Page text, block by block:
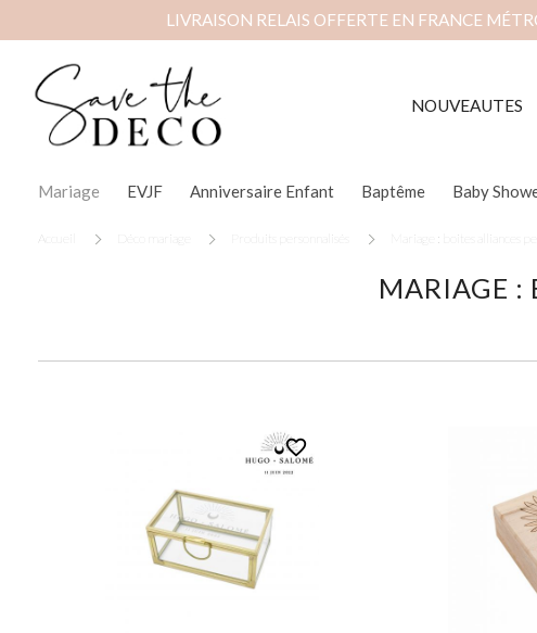
LIVRAISON RELAIS OFFERTE EN FRANCE
NOUVEAUTES
Mariage EVJF Anniversaire Enfant Baptême Baby
Accueil Déco mariage Produits personnalisés Mariage : boites alliances
MARIAGE :
favorite_border